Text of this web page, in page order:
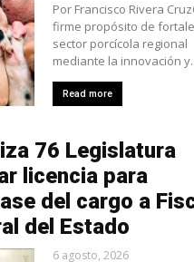
Por Francisco Rivera
firme propósito de
sector porcícola regional
mediante la innovación
Read more
76 Legislatura
licencia para
del cargo a
del Estado
6 agosto, 2026